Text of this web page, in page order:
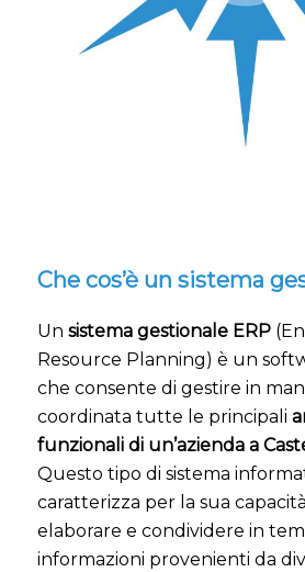
Che cos’è un sistema
Un sistema gestionale ERP
Resource Planning) è un
che consente di gestire in
coordinata tutte le principali
funzionali di un’azienda a
Questo tipo di sistema
caratterizza per la sua
elaborare e condividere in
informazioni provenienti da